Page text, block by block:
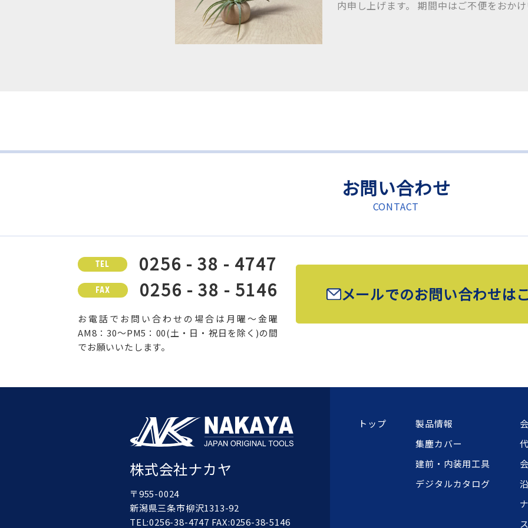
内申し上げます。 期間中はご不便をおか
お問い合わせ
CONTACT
TEL 0256 - 38 - 4747
FAX 0256 - 38 - 5146
お電話でお問い合わせの場合は月曜～金曜
AM8：30～PM5：00(土・日・祝日を除く)の間
でお願いいたします。
メールでのお問い合わせは
株式会社ナカヤ
〒955-0024
新潟県三条市柳沢1313-92
TEL:0256-38-4747 FAX:0256-38-5146
トップ
製品情報
集塵カバー
建前・内装用工具
デジタルカタログ